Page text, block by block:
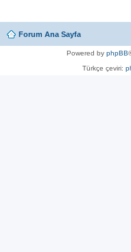
Forum Ana Sayfa
Powered by phpBB
Türkçe çeviri: